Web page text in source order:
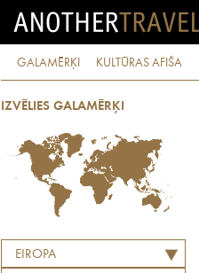
GALAMĒRĶI KULTŪRAS AFIŠA
IZVĒLIES GALAMĒRĶI
EIROPA